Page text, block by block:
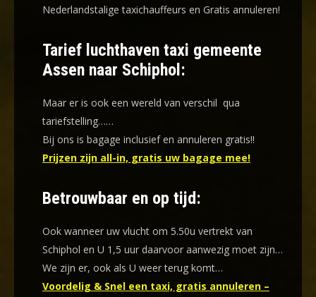
Nederlandstalige taxichauffeurs en Gratis annuleren!
Tarief luchthaven taxi gemeente
Assen naar Schiphol:
Maar er is ook een wereld van verschil qua
tariefstelling……
Bij ons is bagage inclusief en annuleren gratis!!
Prijzen zijn all-in, gratis uw bagage mee!
Betrouwbaar en op tijd:
Ook wanneer uw vlucht om 5.50u vertrekt van
Schiphol en U 1,5 uur daarvoor aanwezig moet zijn…
We zijn er, ook als U weer terug komt…
Voordelig & Snel een taxi, gratis annuleren –